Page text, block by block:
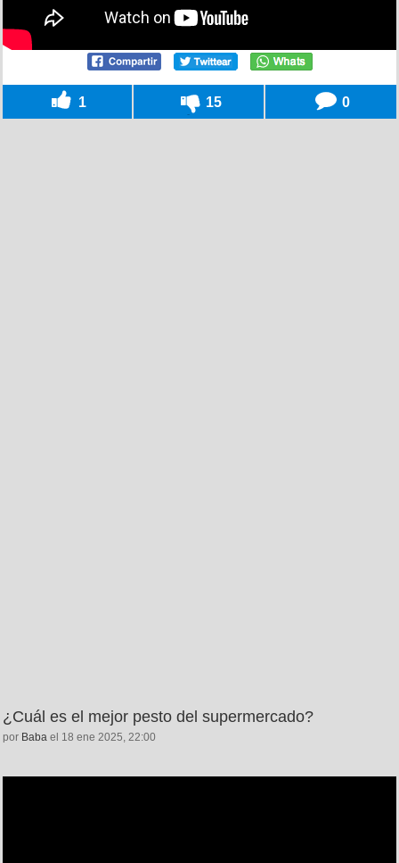
1 15 0
¿Cuál es el mejor pesto del supermercado?
por Baba el 18 ene 2025, 22:00